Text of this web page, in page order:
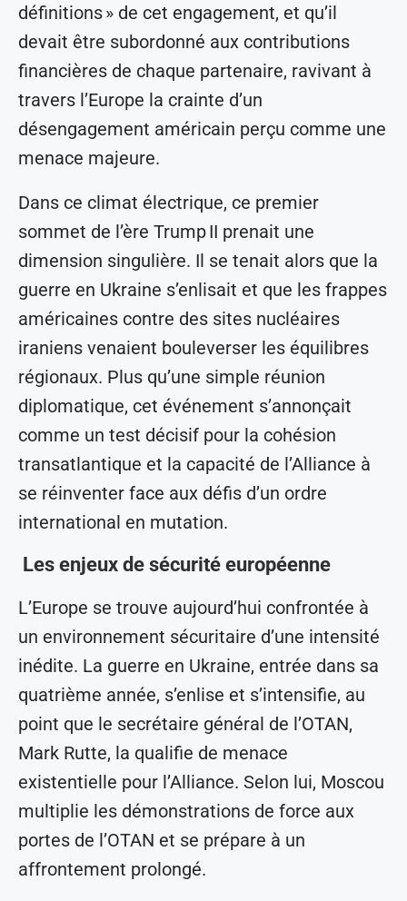
définitions » de cet engagement, et qu’il
devait être subordonné aux contributions
financières de chaque partenaire, ravivant à
travers l’Europe la crainte d’un
désengagement américain perçu comme une
menace majeure.
Dans ce climat électrique, ce premier
sommet de l’ère Trump II prenait une
dimension singulière. Il se tenait alors que la
guerre en Ukraine s’enlisait et que les frappes
américaines contre des sites nucléaires
iraniens venaient bouleverser les équilibres
régionaux. Plus qu’une simple réunion
diplomatique, cet événement s’annonçait
comme un test décisif pour la cohésion
transatlantique et la capacité de l’Alliance à
se réinventer face aux défis d’un ordre
international en mutation.
Les enjeux de sécurité européenne
L’Europe se trouve aujourd’hui confrontée à
un environnement sécuritaire d’une intensité
inédite. La guerre en Ukraine, entrée dans sa
quatrième année, s’enlise et s’intensifie, au
point que le secrétaire général de l’OTAN,
Mark Rutte, la qualifie de menace
existentielle pour l’Alliance. Selon lui, Moscou
multiplie les démonstrations de force aux
portes de l’OTAN et se prépare à un
affrontement prolongé.